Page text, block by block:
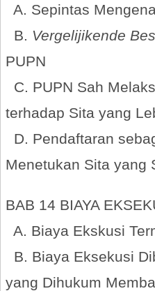
A. Sepintas
B. Vergelijikende
PUPN
C. PUPN Sah
terhadap Sita yang
D. Pendaftaran
Menetukan Sita yang
BAB 14 BIAYA
A. Biaya Ekskusi
B. Biaya Eksekusi
yang Dihukum